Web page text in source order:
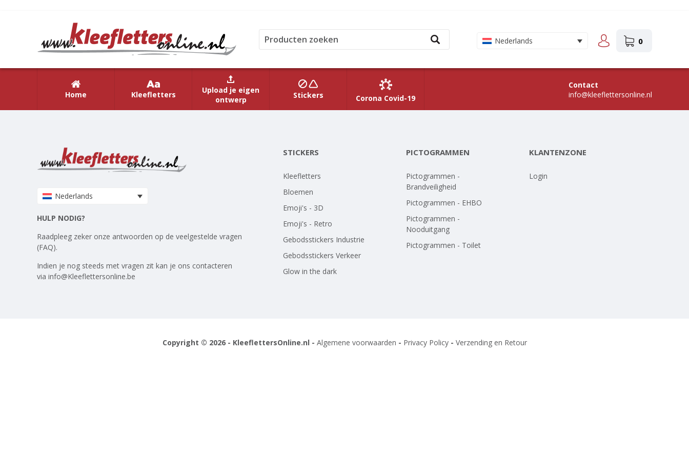
Nederlands 0
Home Kleefletters
Upload je eigen
ontwerp
Stickers Corona Covid-19
Contact
info@kleeflettersonline.nl
Nederlands
HULP NODIG?
Raadpleeg zeker onze antwoorden op de veelgestelde vragen
(FAQ).
Indien je nog steeds met vragen zit kan je ons contacteren
via info@Kleeflettersonline.be
STICKERS
Kleefletters
Bloemen
Emoji's - 3D
Emoji's - Retro
Gebodsstickers Industrie
Gebodsstickers Verkeer
Glow in the dark
PICTOGRAMMEN
Pictogrammen -
Brandveiligheid
Pictogrammen - EHBO
Pictogrammen -
Nooduitgang
Pictogrammen - Toilet
KLANTENZONE
Login
Copyright © 2026 - KleeflettersOnline.nl - Algemene voorwaarden - Privacy Policy- Verzending en Retour